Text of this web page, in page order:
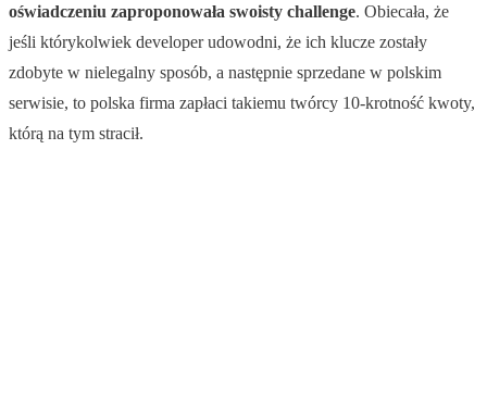
oświadczeniu zaproponowała swoisty challenge. Obiecała, że
jeśli którykolwiek developer udowodni, że ich klucze zostały
zdobyte w nielegalny sposób, a następnie sprzedane w polskim
serwisie, to polska firma zapłaci takiemu twórcy 10-krotność kwoty,
którą na tym stracił.